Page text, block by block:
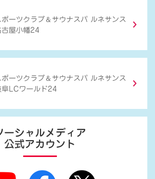
ポーツクラブ ＆ サウナスパ ルネサンス
古屋小幡24
ポーツクラブ ＆ サウナスパ ルネサンス
阜LCワールド24
ーシャルメディア
公式アカウント